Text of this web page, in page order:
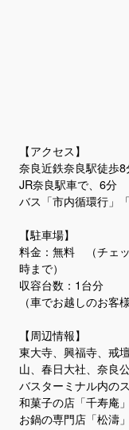
【アクセス】
奈良近鉄奈良駅徒歩8
JR奈良駅車で、6分
バス「市内循環行」
​【駐車場】
料金：無料 （チェ
時まで）
収容台数：1台分
（車でお越しのお客
【周辺情報】
東大寺、興福寺、戒
山、春日大社、奈良
バスターミナル内の
和菓子の店「千寿庵
お鍋の専門店「松濤